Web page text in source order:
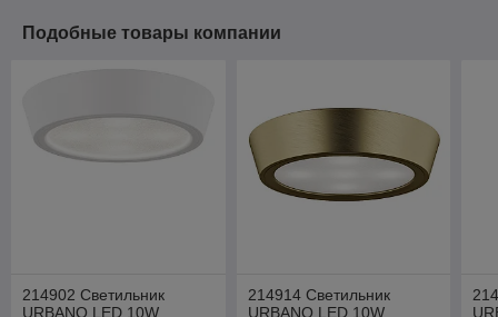
Подобные товары компании
214902 Светильник
URBANO LED 10W
214914 Светильник
URBANO LED 10W